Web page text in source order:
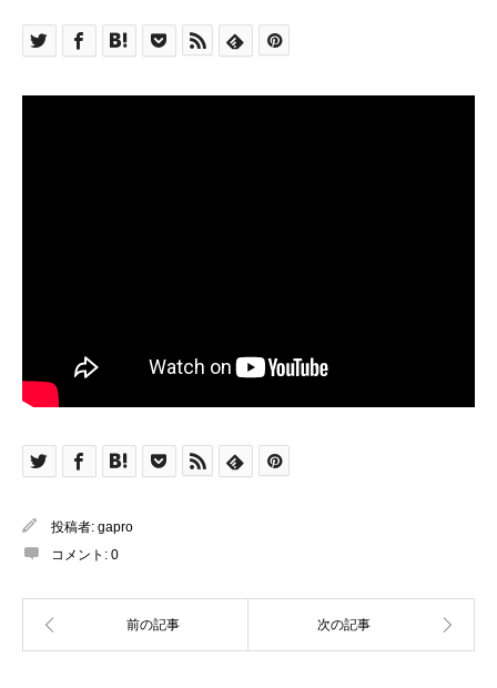
投稿者: gapro
コメント: 0